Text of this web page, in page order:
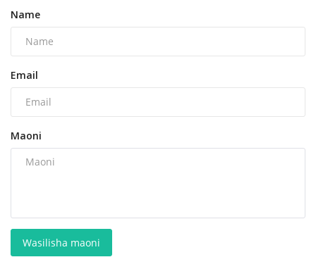
Name
Email
Maoni
Wasilisha maoni